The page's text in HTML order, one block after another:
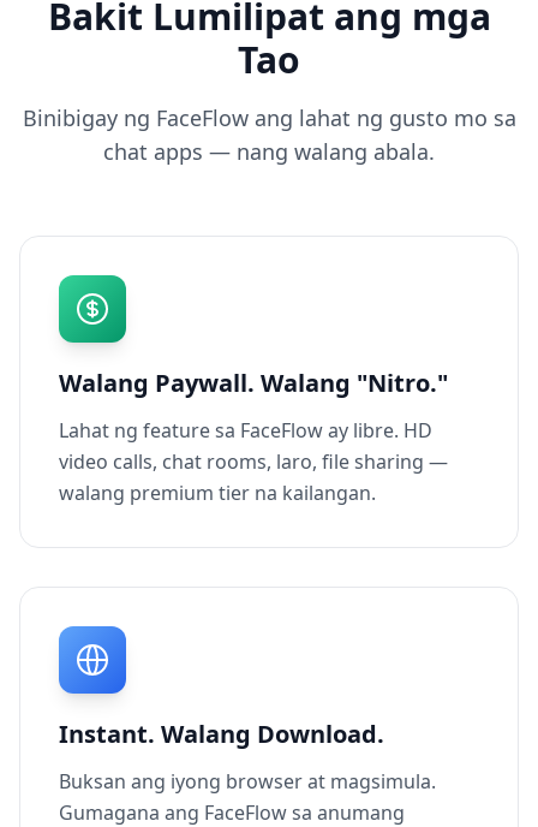
Bakit Lumilipat ang mga
Tao
Binibigay ng FaceFlow ang lahat ng gusto mo sa
chat apps — nang walang abala.
Walang Paywall. Walang "Nitro."
Lahat ng feature sa FaceFlow ay libre. HD
video calls, chat rooms, laro, file sharing —
walang premium tier na kailangan.
Instant. Walang Download.
Buksan ang iyong browser at magsimula.
Gumagana ang FaceFlow sa anumang